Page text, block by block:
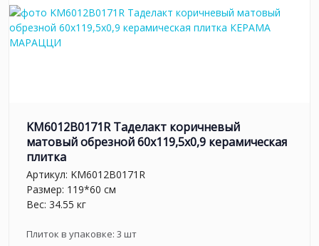
KM6012B0171R Таделакт коричневый
матовый обрезной 60x119,5x0,9 керамическая
плитка
Артикул: KM6012B0171R
Размер: 119*60 см
Вес: 34.55 кг
Плиток в упаковке: 3 шт